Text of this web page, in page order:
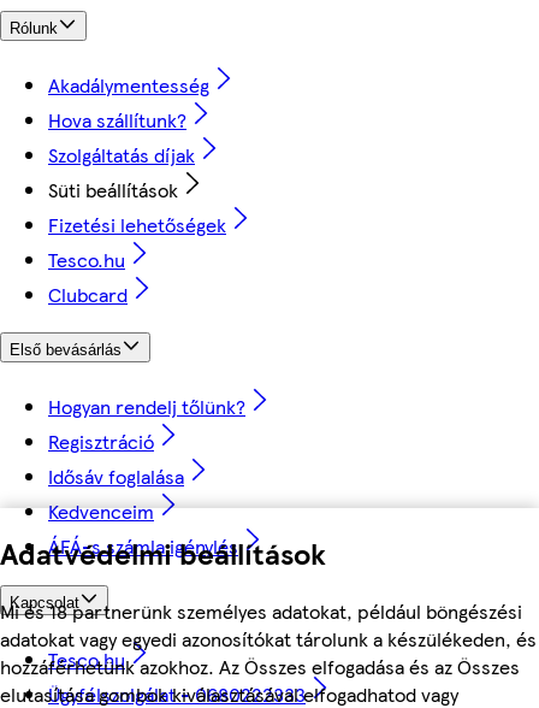
Adatvédelmi beállítások
Mi és 18 partnerünk személyes adatokat, például böngészési
adatokat vagy egyedi azonosítókat tárolunk a készülékeden, és
hozzáférhetünk azokhoz. Az Összes elfogadása és az Összes
elutasítása gombok kiválasztásával elfogadhatod vagy
Rólunk
Akadálymentesség
Hova szállítunk?
Szolgáltatás díjak
Süti beállítások
Fizetési lehetőségek
Tesco.hu
Clubcard
Első bevásárlás
Hogyan rendelj tőlünk?
Regisztráció
Idősáv foglalása
Kedvenceim
ÁFÁ-s számla igénylés
Kapcsolat
Tesco.hu
Ügyfélszolgálat - 0680222333